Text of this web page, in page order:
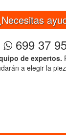
699 37
de expertos.
a elegir la